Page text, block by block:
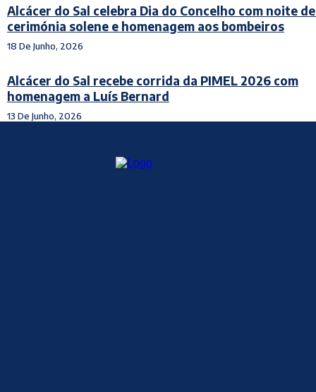
Alcácer do Sal celebra Dia do Concelho com noite
cerimónia solene e homenagem aos bombeiros
18 De Junho, 2026
Alcácer do Sal recebe corrida da PIMEL 2026 com
homenagem a Luís Bernard
13 De Junho, 2026